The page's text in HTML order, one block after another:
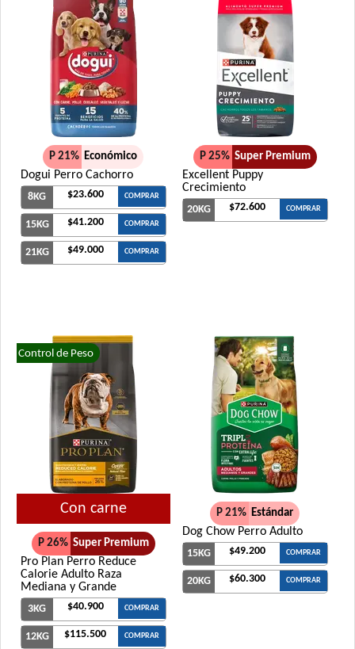
P 21% Económico
Dogui Perro Cachorro
8KG $23.600 COMPRAR
15KG $41.200 COMPRAR
21KG $49.000 COMPRAR
P 25% Super Premium
Excellent Puppy
Crecimiento
20KG $72.600 COMPRAR
Control de Peso
Con carne
P 26% Super Premium
Pro Plan Perro Reduce
Calorie Adulto Raza
Mediana y Grande
3KG $40.900 COMPRAR
12KG $115.500 COMPRAR
P 21% Estándar
Dog Chow Perro Adulto
15KG $49.200 COMPRAR
20KG $60.300 COMPRAR